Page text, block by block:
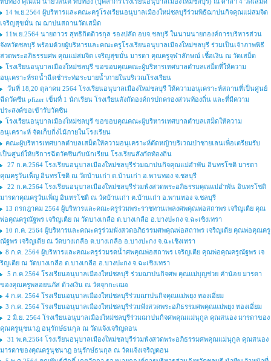
14 พ.ย.2564 ผู้บริหารและคณะครูโรงเรียนอนุบาลเมืองใหม่ชลบุรีร่วมพิธีฌาปนกิจคุณแม่สมจิต
เจริญสุขมั่น ณ ฌาปนสถานวัดเสม็ด
11พ.ย.2564 นายถาวร สุทธิกิตติวรกุล รองปลัด อบจ.ชลบุรี ในนามนายกองค์การบริหารส่วน
จังหวัดชลบุรี พร้อมด้วยผู้บริหารและคณะครูโรงเรียนอนุบาลเมืองใหม่ชลบุรี ร่วมเป็นเจ้าภาพพิธี
สวดพระอภิธรรมศพ คุณแม่สมจิต เจริญสุขมั่น มารดา คุณครูจุฬาลักษณ์ เชื้อเงิน ณ วัดเสม็ด
โรงเรียนอนุบาลเมืองใหม่ชลบุรี ขอขอบคุณคณะผู้บริหารเทศบาลตำบลเสม็ดที่ให้ความ
อนุเคราะห์รถน้ำฉีดชำระท่อระบายน้ำภายในบริเวณโรงเรียน
วันที่ 18,20 ตุลาคม 2564 โรงเรียนอนุบาลเมืองใหม่ชลบุรี ให้ความอนุเคราะห์สถานที่เป็นศูนย์
ฉีดวัคซีน pfizer เข็มที่ 1 นักเรียน โรงเรียนสังกัดองค์กรปกครองส่วนท้องถิ่น และที่มีความ
ประสงค์ขอเข้ารับวัคซีน
โรงเรียนอนุบาลเมืองใหม่ชลบุรี ขอขอบคุณคณะผู้บริหารเทศบาลตำบลเสม็ดให้ความ
อนุเคราะห์ จัดเก็บกิ่งไม้ภายในโรงเรียน
คณะผู้บริหารเทศบาลตำบลเสม็ดให้ความอนุเคราะห์ตัดหญ้าบริเวณป่าชายเลนเพื่อเตรียมรับ
เป็นศูนย์ให้บริการฉีดวัคซีนกับนักเรียน โรงเรียนสังกัดท้องถิ่น
27 ก.ค.2564 โรงเรียนอนุบาลเมืองใหม่ชลบุรีร่วมฌาปนกิจคุณแม่อำพัน อินทรโชติ มารดา
คุณครูวันเพ็ญ อินทรโชติ ณ วัดบ้านเก่า ต.บ้านเก่า อ.พานทอง จ.ชลบุรี
22 ก.ค.2564 โรงเรียนอนุบาลเมืองใหม่ชลบุรีร่วมฟังสวดพระอภิธรรมคุณแม่อำพัน อินทรโชติ
มารดาคุณครูวันเพ็ญ อินทรโชติ ณ วัดบ้านเก่า ต.บ้านเก่า อ.พานทอง จ.ชลบุรี
13 กรกฎาคม 2564 ผู้บริหารและคณะครูร่วมพระราชทานเพลงศพคุณพ่อสถาพร เจริญเตีย คุณ
พ่อคุณครูณัฐพร เจริญเตีย ณ วัดบางเกลือ ต.บางเกลือ อ.บางปะกง จ.ฉะเชิงเทรา
10 ก.ค. 2564 ผู้บริหารและคณะครูร่วมฟังสวดอภิธรรมศพคุณพ่อสถาพร เจริญเตีย คุณพ่อคุณครู
ณัฐพร เจริญเตีย ณ วัดบางเกลือ ต.บางเกลือ อ.บางปะกง จ.ฉะเชิงเทรา
8 ก.ค. 2564 ผู้บริหารและคณะครูร่วมรดน้ำศพคุณพ่อสถาพร เจริญเตีย คุณพ่อคุณครูณัฐพร เจ
ริญเตีย ณ วัดบางเกลือ ต.บางเกลือ อ.บางปะกง จ.ฉะเชิงเทรา
5 ก.ค.2564 โรงเรียนอนุบาลเมืองใหม่ชลบุรี ร่วมฌาปนกิจศพ คุณแม่บุญช่วย คำน้อย มารดา
ของคุณครูพลอยนภัส ด้วงเงิน ณ วัดจุกกะเฌอ
4 ก.ค. 2564 โรงเรียนอนุบาลเมืองใหม่ชลบุรีร่วมฌาปนกิจคุณแม่พยุง ทองเอี่ยม
3 ก.ค. 2564 โรงเรียนอนุบาลเมืองใหม่ชลบุรีร่วมฟังสวดพระอภิธรรมศพคุณแม่พยุง ทองเอี่ยม
2 มิ.ย. 2564 โรงเรียนอนุบาลเมืองใหม่ชลบุรีร่วมฌาปนกิจศพคุณแม่นุกูล คุณสนอง มารดาของ
คุณครูนุชนาฎ อนุรักษ์ธนกุล ณ วัดแจ้งเจริญดอน
31 พ.ค.2564 โรงเรียนอนุบาลเมืองใหม่ชลบุรีร่วมฟังสวดพระอภิธรรมศพคุณแม่นุกูล คุณสนอง
มารดาของคุณครูนุชนาฎ อนุรักษ์ธนกุล ณ วัดแจ้งเจริญดอน